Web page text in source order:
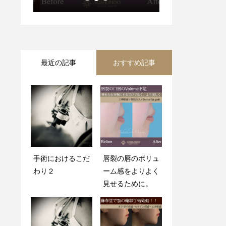
最近の記事 おすすめ記事
手術におけるこだ
わり２
唇裂の唇のボリュ
ーム感をよりよく
見せるために。
手術におけるこだ
わり２
手術におけるこだ
わり１